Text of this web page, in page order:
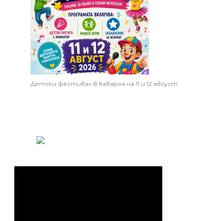
Детски фестивал в Каварна на 11 и 12 август